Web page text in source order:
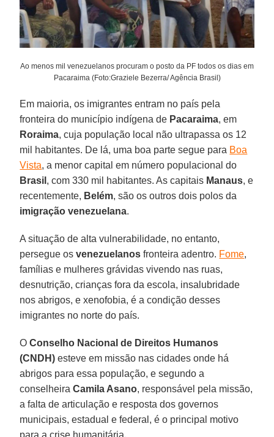
Ao menos mil venezuelanos procuram o posto da PF todos os dias em
Pacaraima (Foto:Graziele Bezerra/ Agência Brasil)
Em maioria, os imigrantes entram no país pela
fronteira do município indígena de Pacaraima, em
Roraima, cuja população local não ultrapassa os 12
mil habitantes. De lá, uma boa parte segue para Boa
Vista, a menor capital em número populacional do
Brasil , com 330 mil habitantes. As capitais Manaus, e
recentemente, Belém, são os outros dois polos da
imigração venezuelana.
A situação de alta vulnerabilidade, no entanto,
persegue osvenezuelanos fronteira adentro. Fome,
famílias e mulheres grávidas vivendo nas ruas,
desnutrição, crianças fora da escola, insalubridade
nos abrigos, e xenofobia, é a condição desses
imigrantes no norte do país.
OConselho Nacional de Direitos Humanos
(CNDH) esteve em missão nas cidades onde há
abrigos para essa população, e segundo a
conselheiraCamila Asano, responsável pela missão,
a falta de articulação e resposta dos governos
municipais, estadual e federal, é o principal motivo
para a crise humanitária.